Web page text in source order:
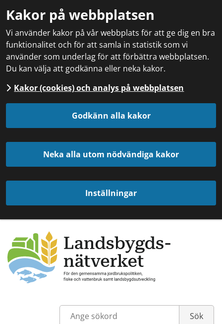
Kakor på webbplatsen
Vi använder kakor på vår webbplats för att ge dig en bra
funktionalitet och för att samla in statistik som vi
använder som underlag för att förbättra webbplatsen.
Du kan välja att godkänna eller neka kakor.
Kakor (cookies) och analys på webbplatsen
Godkänn alla kakor
Neka alla utom nödvändiga kakor
Inställningar